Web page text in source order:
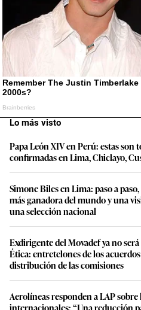
Lo más visto
Papa León XIV en Perú: estas son
confirmadas en Lima, Chiclayo,
Simone Biles en Lima: paso a
más ganadora del mundo y una
una selección nacional
Exdirigente del Movadef ya no
Ética: entretelones de los
distribución de las comisiones
Aerolíneas responden a LAP sobre
internacionales: “Una reducción